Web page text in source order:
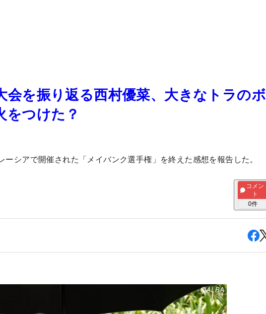
会を振り返る西村優菜、大きなトラのボ
をつけた？
シアで開催された「メイバンク選手権」を終えた感想を報告した。
コメン
ト
0件